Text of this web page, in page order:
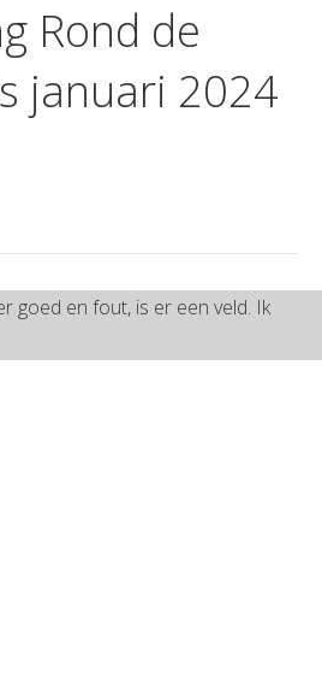
Rond de
januari 2024
goed en fout, is er een veld. Ik